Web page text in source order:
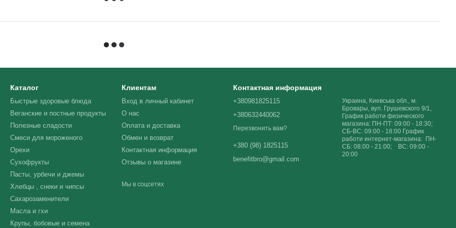
Каталог
Быстрые здоровые блюда
Веганские и постные продукты
Полезные сладости
Смеси для мороженого
Орехи
Сухофрукты
Пасты, урбечи и джемы
Хлебцы , снеки и чипсы
Сахарозаменители
Масла и гхи
Крупы, бобовые и семена
Клиентам
Вход в личный кабинет
О нас
Оплата и доставка
Обмен и возврат
Контактная информация
Отзывы о магазине
Мы в соцсетях
Контактная информация
+380981825115
+380632440062
Перезвонить вам?
+380 (98) 1825115
benefitbro@gmail.com
Украина, Киевська обл., м.
Бровары, вул. Грушевского 9/1,
График работи физического
магазина: ПН-ПТ: 09:00 - 18:30;
СБ-ВС: 09:00 - 18:00 График
работи интернет-магазина: ПН-
СБ: 08:00 - 21:00; ВС: 09:00 -
20:00